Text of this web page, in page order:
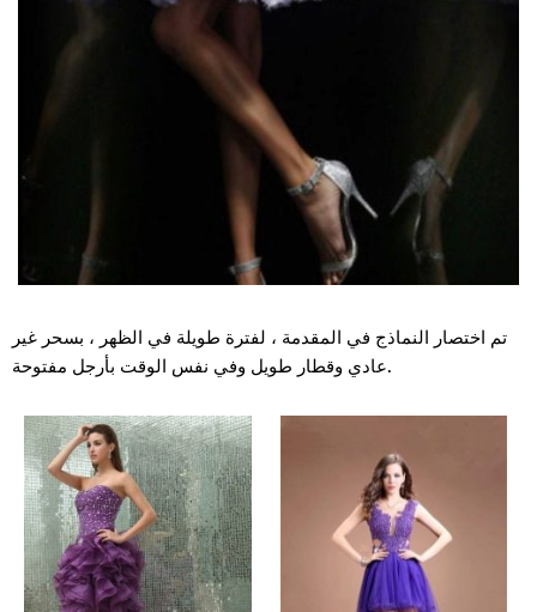
تم اختصار النماذج في المقدمة ، لفترة طويلة في الظهر ، بسحر غير
عادي وقطار طويل وفي نفس الوقت بأرجل مفتوحة.